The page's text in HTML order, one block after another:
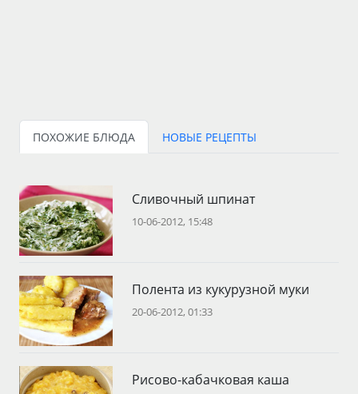
ПОХОЖИЕ БЛЮДА НОВЫЕ РЕЦЕПТЫ
Сливочный шпинат
10-06-2012, 15:48
Полента из кукурузной муки
20-06-2012, 01:33
Рисово-кабачковая каша